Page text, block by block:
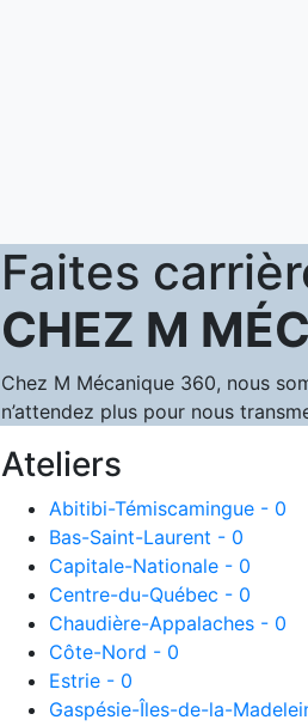
Faites
CHEZ M
Chez M Mécanique 360, nous
n’attendez plus pour nous
Ateliers
Abitibi-Témiscamingue - 0
Bas-Saint-Laurent - 0
Capitale-Nationale - 0
Centre-du-Québec - 0
Chaudière-Appalaches - 0
Côte-Nord - 0
Estrie - 0
Gaspésie-Îles-de-la-